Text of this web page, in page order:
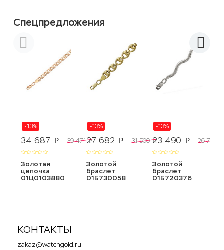
Спецпредложения
-13%
34 687 p 39 471 p
Золотая
цепочка
01Ц0103880
-13%
27 682 p 31 500 p
Золотой
браслет
01Б730058
-13%
23 490 p 26 731
Золотой
браслет
01Б720376
КОНТАКТЫ
zakaz@watchgold.ru